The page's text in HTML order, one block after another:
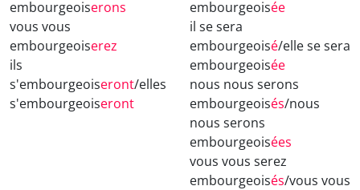
embourgeoiserons
vous vous
embourgeoiserez
ils
s'embourgeoiseront/elles
s'embourgeoiseront
embourgeoisée
il se sera
embourgeoisé/elle se sera
embourgeoisée
nous nous serons
embourgeoisés/nous
nous serons
embourgeoisées
vous vous serez
embourgeoisés/vous vous